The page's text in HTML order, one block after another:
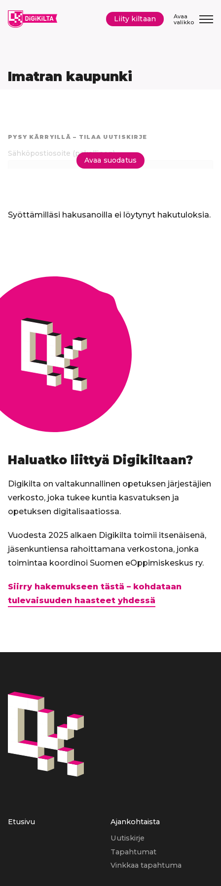
sisältöön
Avaa
valikko
Liity kiltaan
Imatran kaupunki
PYSY KÄRRYILLÄ – TILAA UUTISKIRJE
Sähköpostiosoite (pakollinen)
Avaa suodatus
Syöttämilläsi hakusanoilla ei löytynyt hakutuloksia.
Haluatko liittyä Digikiltaan?
Digikilta on valtakunnallinen opetuksen järjestäjien
verkosto, joka tukee kuntia kasvatuksen ja
opetuksen digitalisaatiossa.
Vuodesta 2025 alkaen Digikilta toimii itsenäisenä,
jäsenkuntiensa rahoittamana verkostona, jonka
toimintaa koordinoi Suomen eOppimiskeskus ry.
Siirry hakemukseen tästä – kohdataan
tulevaisuuden haasteet yhdessä
Etusivu
Ajankohtaista
Uutiskirje
Tapahtumat
Vinkkaa tapahtuma